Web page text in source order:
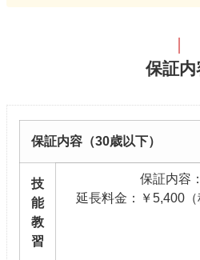
保証内
保証内容（30歳以下）
技
能
教
習
保証内容
延長料金：￥5,400